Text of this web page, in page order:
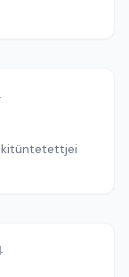
kitüntetettjei